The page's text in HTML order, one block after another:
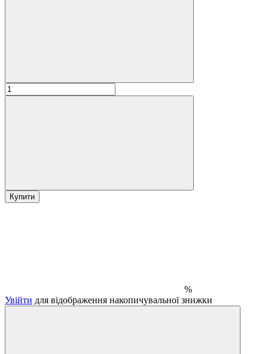
Купити
%
Увійти для відображення накопичувальної знижки